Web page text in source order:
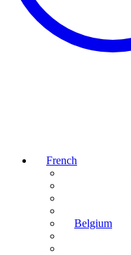
French
Belgium